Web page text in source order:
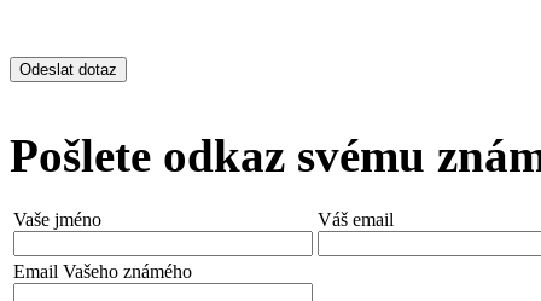
Pošlete odkaz svému
Vaše jméno Váš email
Email Vašeho známého